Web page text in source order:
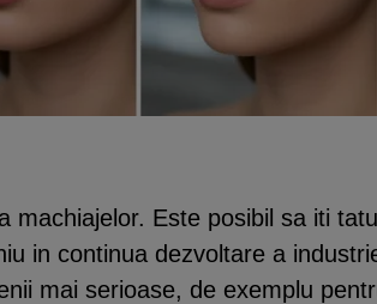
machiajelor. Este posibil sa iti
in continua dezvoltare a
mai serioase, de exemplu